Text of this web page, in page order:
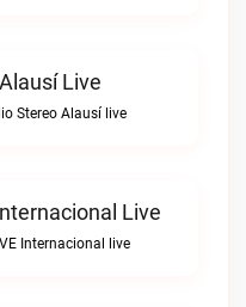
Live
Stereo Alausí live
Live
Internacional live